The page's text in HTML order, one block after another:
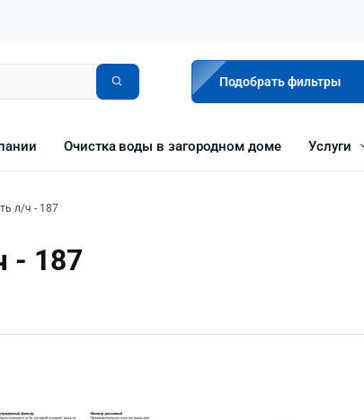
Подобрать фильтры
Очистка воды в загородном доме Услуги
л/ч - 187
- 187